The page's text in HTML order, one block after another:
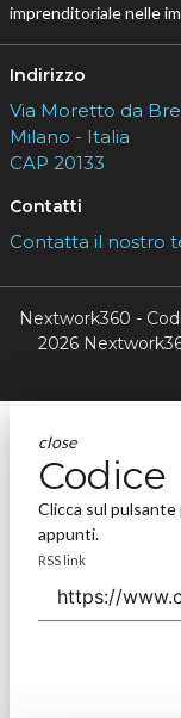
imprenditoriale nelle
Indirizzo
Via Moretto da
Milano - Italia
CAP 20133
Contatti
Contatta il nostro
Nextwork360 -
2026
close
Codice
Clicca sul pulsante
appunti.
RSS link